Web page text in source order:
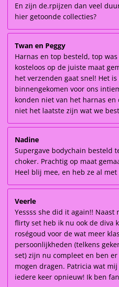
En zijn de.rpijzen dan veel
hier getoonde collecties?
Twan en Peggy
Harnas en top besteld, top
kosteloos op de juiste maat
het verzenden gaat snel! Het
binnengekomen voor ons
konden niet van het harnas
niet het laatste zijn wat we
Nadine
Supergave bodychain besteld
choker. Prachtig op maat
Heel blij mee, en heb ze al
Veerle
Yessss she did it again!! Naast
flirty set heb ik nu ook de diva
roségoud voor de wat meer
persoonlijkheden (telkens
set) zijn nu compleet en ben
mogen dragen. Patricia wat
iedere keer opnieuw! Ik ben